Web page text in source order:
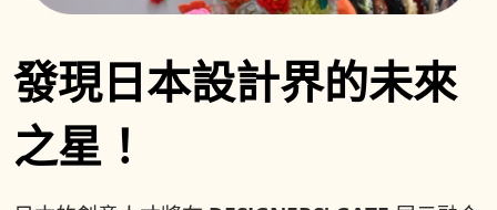
發現日本設計界的未來
之星！